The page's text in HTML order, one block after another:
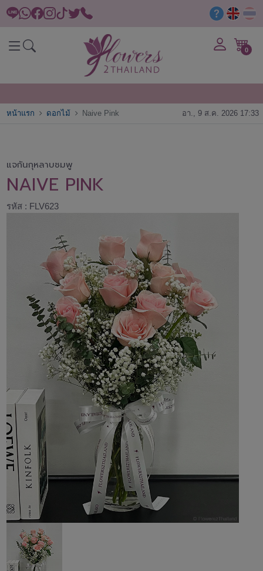
0
หน้าแรก ดอกไม้ Naive Pink อา., 9 ส.ค. 2026 17:33
แจกันกุหลาบชมพู
NAIVE PINK
รหัส : FLV623